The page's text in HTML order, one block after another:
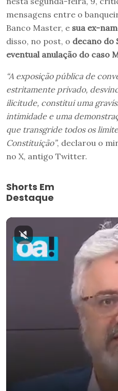
mensagens entre o
Banco Master, e sua ex-
disso, no post, o decano do
eventual anulação do caso
“A exposição pública de
estritamente privado,
ilicitude, constitui uma
intimidade e uma
que transgride todos os
Constituição”, declarou o
no X, antigo Twitter.
Shorts Em
Destaque